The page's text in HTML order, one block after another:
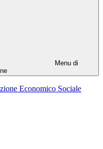
Menu di
Economico Sociale